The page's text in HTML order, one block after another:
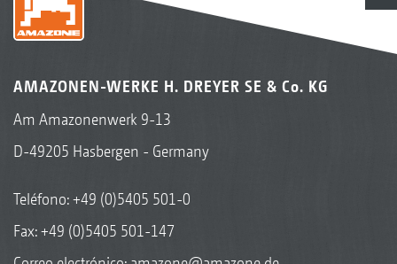
AMAZONEN-WERKE H. DREYER SE & Co. KG
Am Amazonenwerk 9-13
D-49205 Hasbergen - Germany
Teléfono:+49 (0)5405 501-0
Fax: +49 (0)5405 501-147